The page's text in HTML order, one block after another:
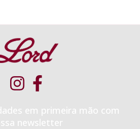
em primeira mão com
newsletter